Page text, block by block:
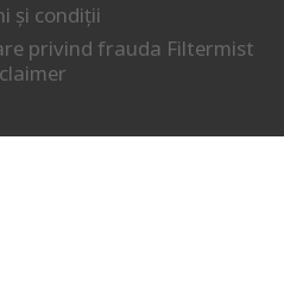
și condiții
privind frauda Filtermist